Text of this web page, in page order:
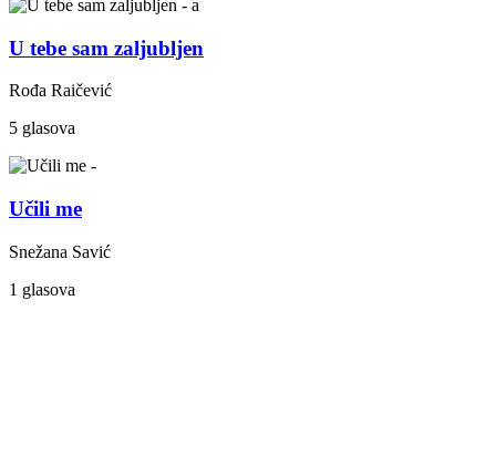
U tebe sam zaljubljen
Rođa Raičević
5 glasova
Učili me
Snežana Savić
1 glasova